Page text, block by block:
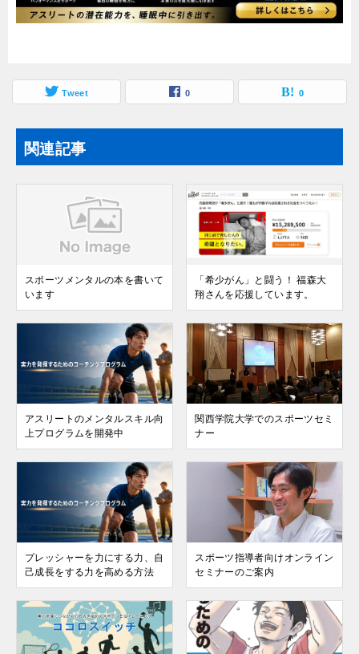
Tweet 0 0
関連記事
スポーツメンタルの本を書いて
います
「希少がん」と闘う！ 福森大
翔さんを応援しています。
アスリートのメンタルスキル向
上プログラムを開発中
関西学院大学でのスポーツセミ
ナー
プレッシャーを力にする力、自
己成長をする力を高める方法
スポーツ指導者向けオンライン
セミナーのご案内